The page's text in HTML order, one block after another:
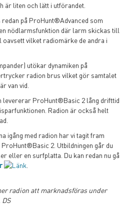
är liten och lätt i utförandet.
på ProHunt®Advanced som
nödlarmsfunktion där larm skickas till
vilket radiomärke de andra i
utökar dynamiken på
radion brus vilket gör samtalet
van vid.
levererar ProHunt®Basic 2 lång drifttid
Radion är också helt
igång med radion har vi tagit fram
®Basic 2. Utbildningen går du
eller en surfplatta. Du kan redan nu gå
radion att marknadsföras under